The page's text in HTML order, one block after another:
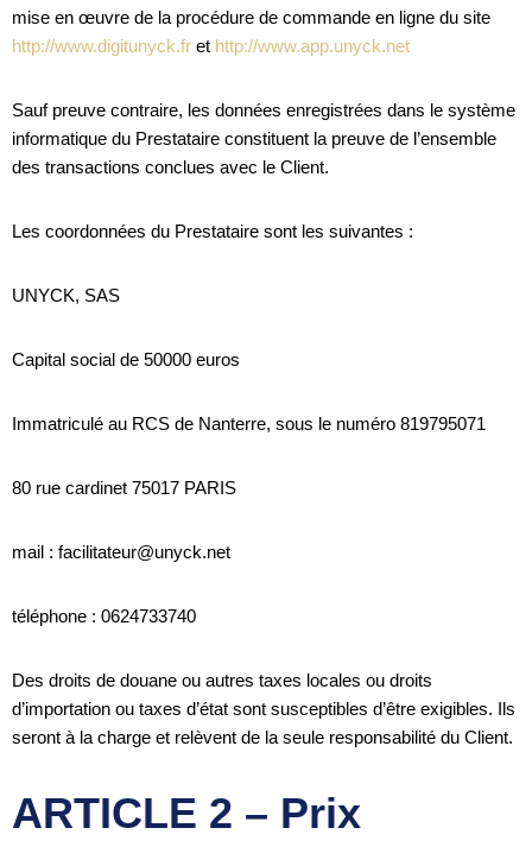
mise en œuvre de la procédure de commande en ligne du site
http://www.digitunyck.fr et http://www.app.unyck.net
Sauf preuve contraire, les données enregistrées dans le système
informatique du Prestataire constituent la preuve de l’ensemble
des transactions conclues avec le Client.
Les coordonnées du Prestataire sont les suivantes :
UNYCK, SAS
Capital social de 50000 euros
Immatriculé au RCS de Nanterre, sous le numéro 819795071
80 rue cardinet 75017 PARIS
mail : facilitateur@unyck.net
téléphone : 0624733740
Des droits de douane ou autres taxes locales ou droits
d’importation ou taxes d’état sont susceptibles d’être exigibles. Ils
seront à la charge et relèvent de la seule responsabilité du Client.
ARTICLE 2 – Prix